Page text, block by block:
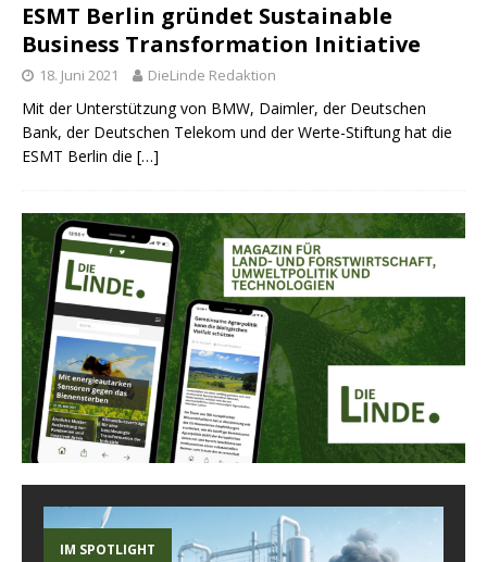
ESMT Berlin gründet Sustainable
Business Transformation Initiative
18. Juni 2021 DieLinde Redaktion
Mit der Unterstützung von BMW, Daimler, der Deutschen
Bank, der Deutschen Telekom und der Werte-Stiftung hat die
ESMT Berlin die […]
IM SPOTLIGHT